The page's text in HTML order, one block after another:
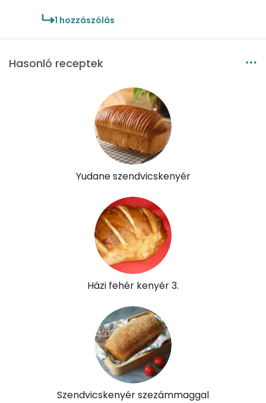
1 hozzászólás
Hasonló receptek
Yudane szendvicskenyér
Házi fehér kenyér 3.
Szendvicskenyér szezámmaggal